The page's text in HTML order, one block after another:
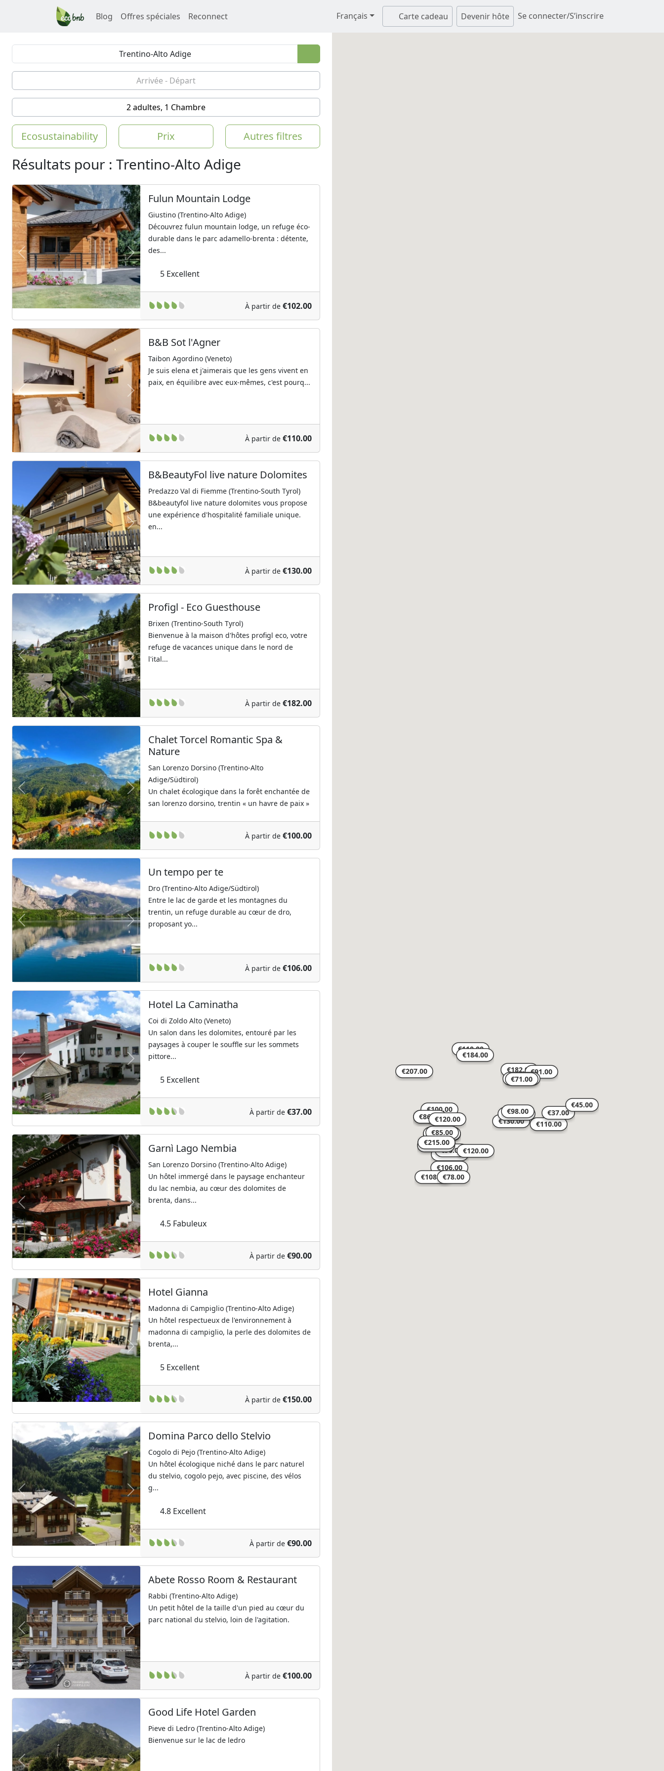
Blog Offres spéciales Reconnect Français Carte cadeau Devenir hôte Se connecter/S’inscrire
2 adultes, 1 Chambre
Ecosustainability Prix Autres filtres
Résultats pour : Trentino-Alto Adige
Previous Next
Fulun Mountain Lodge
Giustino (Trentino-Alto Adige)
Découvrez fulun mountain lodge, un refuge éco-
durable dans le parc adamello-brenta : détente,
des...
5 Excellent
À partir de €102.00
Previous Next
B&B Sot l'Agner
Taibon Agordino (Veneto)
Je suis elena et j'aimerais que les gens vivent en
paix, en équilibre avec eux-mêmes, c'est pourq...
À partir de €110.00
Previous Next
B&BeautyFol live nature Dolomites
Predazzo Val di Fiemme (Trentino-South Tyrol)
B&beautyfol live nature dolomites vous propose
une expérience d'hospitalité familiale unique.
en...
À partir de €130.00
Previous Next
Profigl - Eco Guesthouse
Brixen (Trentino-South Tyrol)
Bienvenue à la maison d'hôtes profigl eco, votre
refuge de vacances unique dans le nord de
l'ital...
À partir de €182.00
Previous Next
Chalet Torcel Romantic Spa &
Nature
San Lorenzo Dorsino (Trentino-Alto
Adige/Südtirol)
Un chalet écologique dans la forêt enchantée de
san lorenzo dorsino, trentin « un havre de paix »
À partir de €100.00
Previous Next
Un tempo per te
Dro (Trentino-Alto Adige/Südtirol)
Entre le lac de garde et les montagnes du
trentin, un refuge durable au cœur de dro,
proposant yo...
À partir de €106.00
Previous Next
Hotel La Caminatha
Coi di Zoldo Alto (Veneto)
Un salon dans les dolomites, entouré par les
paysages à couper le souffle sur les sommets
pittore...
5 Excellent
À partir de €37.00
Previous Next
Garnì Lago Nembia
San Lorenzo Dorsino (Trentino-Alto Adige)
Un hôtel immergé dans le paysage enchanteur
du lac nembia, au cœur des dolomites de
brenta, dans...
4.5 Fabuleux
À partir de €90.00
Previous Next
Hotel Gianna
Madonna di Campiglio (Trentino-Alto Adige)
Un hôtel respectueux de l'environnement à
madonna di campiglio, la perle des dolomites de
brenta,...
5 Excellent
À partir de €150.00
Previous Next
Domina Parco dello Stelvio
Cogolo di Pejo (Trentino-Alto Adige)
Un hôtel écologique niché dans le parc naturel
du stelvio, cogolo pejo, avec piscine, des vélos
g...
4.8 Excellent
À partir de €90.00
Previous Next
Abete Rosso Room & Restaurant
Rabbi (Trentino-Alto Adige)
Un petit hôtel de la taille d'un pied au cœur du
parc national du stelvio, loin de l'agitation.
À partir de €100.00
Previous Next
Good Life Hotel Garden
Pieve di Ledro (Trentino-Alto Adige)
Bienvenue sur le lac de ledro